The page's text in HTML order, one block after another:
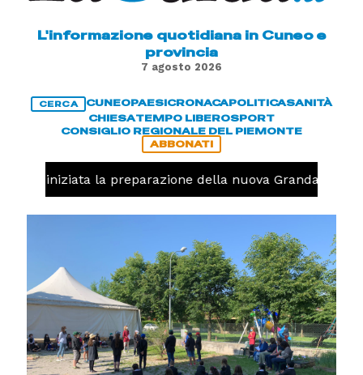
L'informazione quotidiana in Cuneo e
provincia
7 agosto 2026
CERCA CUNEOPAESICRONACAPOLITICASANITÀ
CHIESATEMPO LIBEROSPORT
CONSIGLIO REGIONALE DEL PIEMONTE
ABBONATI
iniziata la preparazione della nuova Granda Volley